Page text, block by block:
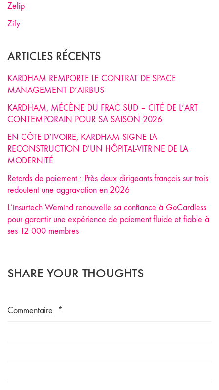
Zelip
Zify
ARTICLES RÉCENTS
KARDHAM REMPORTE LE CONTRAT DE SPACE
MANAGEMENT D’AIRBUS
KARDHAM, MÉCÈNE DU FRAC SUD – CITÉ DE L’ART
CONTEMPORAIN POUR SA SAISON 2026
EN CÔTE D’IVOIRE, KARDHAM SIGNE LA
RECONSTRUCTION D’UN HÔPITAL-VITRINE DE LA
MODERNITÉ
Retards de paiement : Près deux dirigeants français sur trois
redoutent une aggravation en 2026
L’insurtech Wemind renouvelle sa confiance à GoCardless
pour garantir une expérience de paiement fluide et fiable à
ses 12 000 membres
SHARE YOUR THOUGHTS
Commentaire *